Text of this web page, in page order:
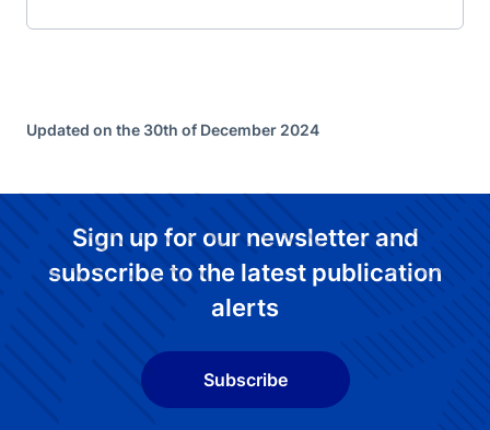
Updated on the 30th of December 2024
Sign up for our newsletter and
subscribe to the latest publication
alerts
Subscribe